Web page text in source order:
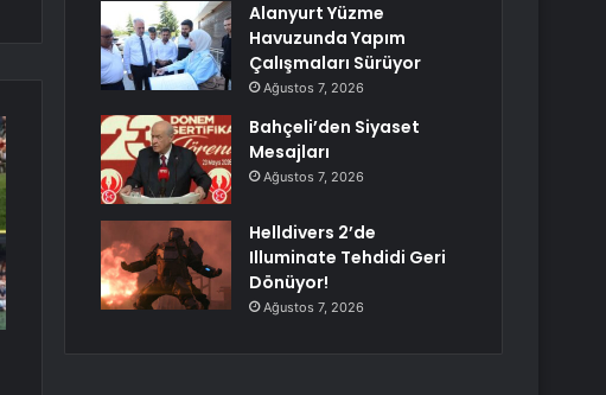
Alanyurt Yüzme
Havuzunda Yapım
Çalışmaları Sürüyor
Ağustos 7, 2026
Bahçeli’den Siyaset
Mesajları
Ağustos 7, 2026
Helldivers 2’de
Illuminate Tehdidi Geri
Dönüyor!
Ağustos 7, 2026